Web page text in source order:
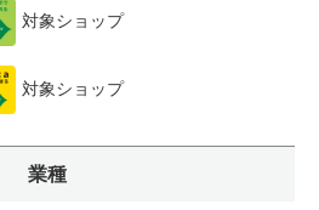
対象ショップ
対象ショップ
業種